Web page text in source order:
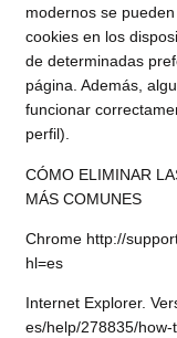
modernos se
cookies en los
de determinadas
página. Además,
funcionar
perfil).
CÓMO ELIMINAR
MÁS COMUNES
Chrome http://
hl=es
Internet Explorer.
es/help/278835/